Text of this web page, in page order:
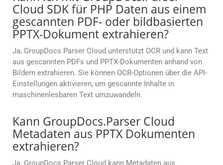
Cloud SDK für PHP Daten aus einem
gescannten PDF- oder bildbasierten
PPTX-Dokument extrahieren?
Ja, GroupDocs.Parser Cloud unterstützt OCR und kann Text
aus gescannten PDFs und PPTX-Dokumenten anhand von
Bildern extrahieren. Sie können OCR-Optionen über die API-
Einstellungen aktivieren, um gescannte Inhalte in
maschinenlesbaren Text umzuwandeln.
Kann GroupDocs.Parser Cloud
Metadaten aus PPTX Dokumenten
extrahieren?
Ja, GroupDocs.Parser Cloud kann Metadaten aus